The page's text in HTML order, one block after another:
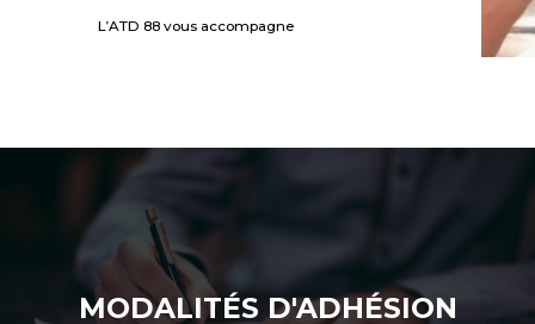
L’ATD 88 vous accompagne
MODALITÉS D'ADHÉSION